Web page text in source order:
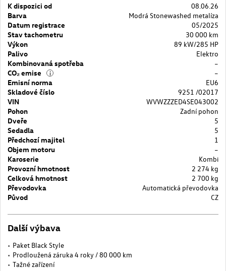
K dispozici od
08.06.26
Barva
Modrá Stonewashed metalíza
Datum registrace
05/2025
Stav tachometru
30 000 km
Výkon
89 kW/285 HP
Palivo
Elektro
Kombinovaná spotřeba
–
CO₂ emise
i
–
Emisní norma
EU6
Skladové číslo
9251 /02017
VIN
WVWZZZED4SE043002
Pohon
Zadní pohon
Dveře
5
Sedadla
5
Předchozí majitel
1
Objem motoru
–
Karoserie
Kombi
Provozní hmotnost
2 274 kg
Celková hmotnost
2 700 kg
Převodovka
Automatická převodovka
Původ
CZ
Další výbava
Paket Black Style
Prodloužená záruka 4 roky / 80 000 km
Tažné zařízení